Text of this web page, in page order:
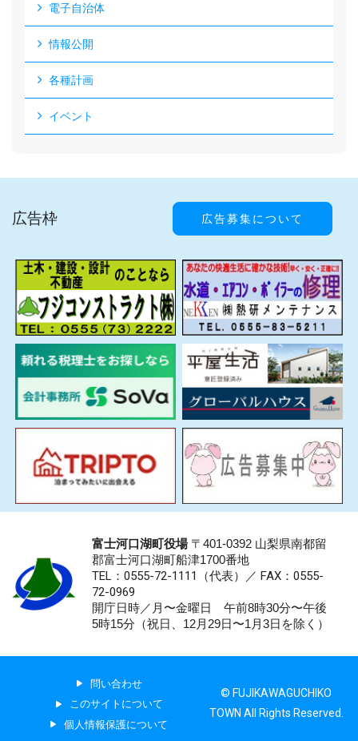
電子自治体
情報公開
各種計画
イベント
広告枠 広告募集について
富士河口湖町役場〒401-0392 山梨県南都留
郡富士河口湖町船津1700番地
TEL：0555-72-1111 （代表）／ FAX：0555-
72-0969
開庁日時／月〜金曜日 午前8時30分〜午後
5時15分（祝日、12月29日〜1月3日を除く）
問い合わせ
このサイトについて
個人情報保護について
© FUJIKAWAGUCHIKO
TOWN All Rights Reserved.